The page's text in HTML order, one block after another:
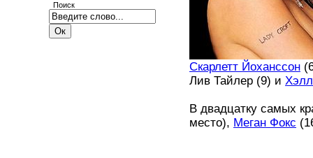
Поиск
Скарлетт Йоханссон
Лив Тайлер (9) и
В двадцатку самых
место), Меган Фокс